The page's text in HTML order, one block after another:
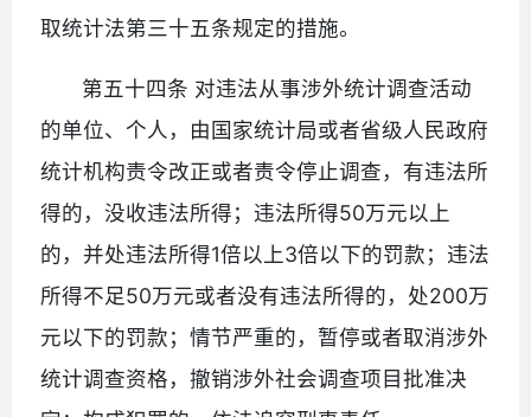
取统计法第三十五条规定的措施。
第五十四条 对违法从事涉外统计调查活动
的单位、个人，由国家统计局或者省级人民政府
统计机构责令改正或者责令停止调查，有违法所
得的，没收违法所得；违法所得50万元以上
的，并处违法所得1倍以上3倍以下的罚款；违法
所得不足50万元或者没有违法所得的，处200万
元以下的罚款；情节严重的，暂停或者取消涉外
统计调查资格，撤销涉外社会调查项目批准决